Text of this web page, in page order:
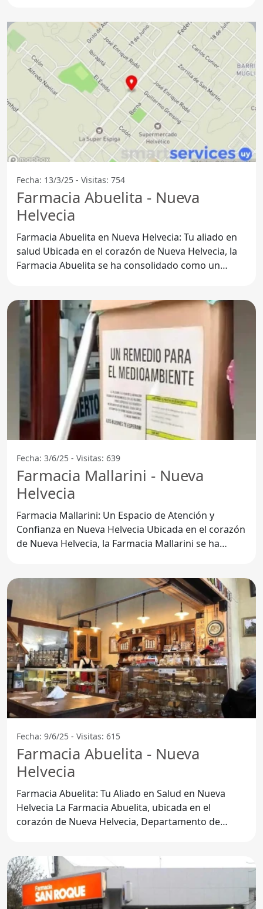
Fecha: 13/3/25 - Visitas: 754
Farmacia Abuelita - Nueva
Helvecia
Farmacia Abuelita en Nueva Helvecia: Tu aliado en
salud Ubicada en el corazón de Nueva Helvecia, la
Farmacia Abuelita se ha consolidado como un
Fecha: 3/6/25 - Visitas: 639
Farmacia Mallarini - Nueva
Helvecia
Farmacia Mallarini: Un Espacio de Atención y
Confianza en Nueva Helvecia Ubicada en el corazón
de Nueva Helvecia, la Farmacia Mallarini se ha
Fecha: 9/6/25 - Visitas: 615
Farmacia Abuelita - Nueva
Helvecia
Farmacia Abuelita: Tu Aliado en Salud en Nueva
Helvecia La Farmacia Abuelita, ubicada en el
corazón de Nueva Helvecia, Departamento de